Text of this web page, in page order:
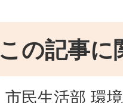
この記事に
市民生活部 環